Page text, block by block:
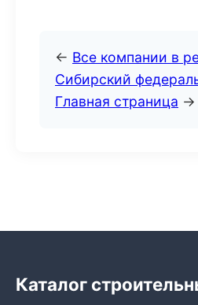
← Все компании в
Сибирский
Главная страница →
Каталог